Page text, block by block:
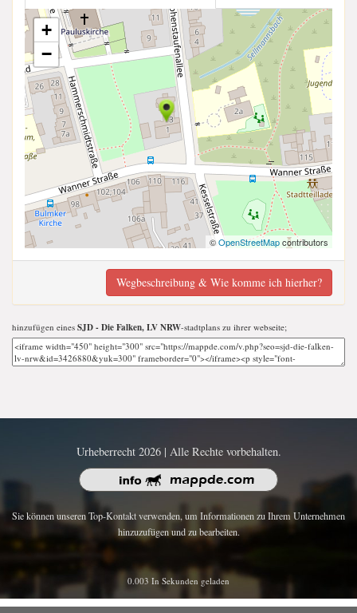
+
−
©OpenStreetMapcontributors
Wegbeschreibung & Wie komme ich hierher?
hinzufügen eines SJD - Die Falken, LV NRW-stadtplans zu ihrer webseite;
Urheberrecht 2026 | Alle Rechte vorbehalten.
Sie können unseren Top-Kontakt verwenden, um Informationen zu Ihrem Unternehmen
hinzuzufügen und zu bearbeiten.
0.003 In Sekunden geladen